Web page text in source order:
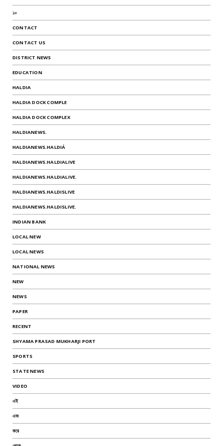
১০
CONTACT
CONTACT US
DISTRICT NEWS
EDUCATION
HALDIA
HALDIA DOCK COMPLE
HALDIA DOCK COMPLEX
HALDIANEWS.
HALDIANEWS.HALDIÁ
HALDIANEWS.HALDIALIVE
HALDIANEWS.HALDIALIVE.
HALDIANEWS.HALDISLIVE
HALDIANEWS.HALDISLIVE.
INDIAN BANK
LOCAL NEW
LOCAL NEWS
NATIONAL NEWS
NEW
NEWS
PAPER
RECENT
SHYAMA PRASAD MUKHARJI PORT
SPORTS
STATE NEWS
VIDEO
এই
এবং
করে